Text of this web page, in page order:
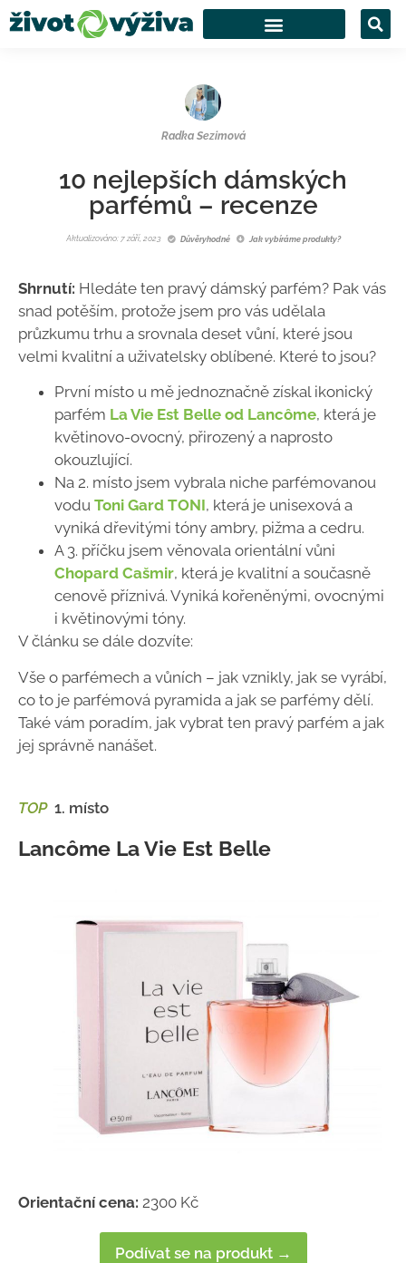
Radka Sezimová
10 nejlepších dámských
parfémů – recenze
Aktualizováno: 7 září, 2023 Důvěryhodné Jak vybíráme produkty?
Shrnutí: Hledáte ten pravý dámský parfém? Pak vás
snad potěším, protože jsem pro vás udělala
průzkumu trhu a srovnala deset vůní, které jsou
velmi kvalitní a uživatelsky oblíbené. Které to jsou?
První místo u mě jednoznačně získal ikonický
parfém La Vie Est Belle od Lancôme, která je
květinovo-ovocný, přirozený a naprosto
okouzlující.
Na 2. místo jsem vybrala niche parfémovanou
vodu Toni Gard TONI, která je unisexová a
vyniká dřevitými tóny ambry, pižma a cedru.
A 3. příčku jsem věnovala orientální vůni
Chopard Cašmir, která je kvalitní a současně
cenově příznivá. Vyniká kořeněnými, ovocnými
i květinovými tóny.
V článku se dále dozvíte:
Vše o parfémech a vůních – jak vznikly, jak se vyrábí,
co to je parfémová pyramida a jak se parfémy dělí.
Také vám poradím, jak vybrat ten pravý parfém a jak
jej správně nanášet.
TOP1. místo
Lancôme La Vie Est Belle
Orientační cena: 2300 Kč
Podívat se na produkt →